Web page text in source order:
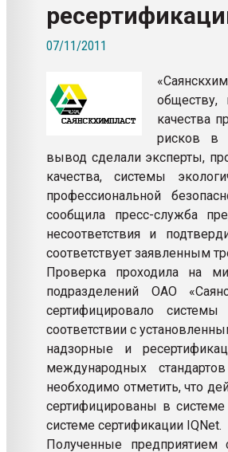
Всё, что касается выдува ПЭТ
бутылок
07/11/2011
качества
рисков в
вывод сделали эксперты,
качества, системы
профессиональной
сообщила пресс-служба
несоответствия и
соответствует заявленным
Проверка проходила на
подразделений ОАО
сертифицировало
соответствии с
надзорные и
международных
необходимо отметить, что
сертифицированы в
системе сертификации IQNet.
Полученные предприятием